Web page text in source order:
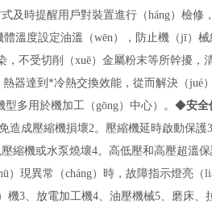
及時提醒用戶對裝置進行（háng）檢修
溫度設定油溫（wēn），防止機（jī）械
不受切削（xuē）金屬粉末等所幹擾，
熱器達到*冷熱交換效能，從而解決（jué
多用於機加工（gōng）中心）。 ◆安全
造成壓縮機損壞2。壓縮機延時啟動保護3
縮機或水泵燒壞4。高低壓和高壓超溫保
）現異常（cháng）時，故障指示燈亮（
機3、放電加工機4、油壓機械5、磨床、